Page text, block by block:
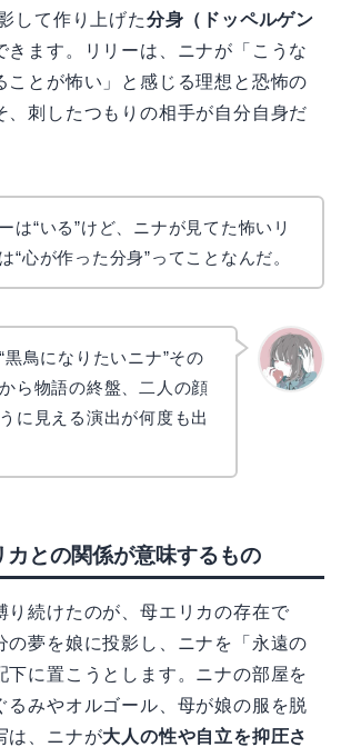
して作り上げた分身（ドッペルゲン
きます。リリーは、ニナが「こうな
ことが怖い」と感じる理想と恐怖の
、刺したつもりの相手が自分自身だ
は“いる”けど、ニナが見てた怖いリ
“心が作った分身”ってことなんだ。
黒鳥になりたいニナ”その
ら物語の終盤、二人の顔
に見える演出が何度も出
カとの関係が意味するもの
り続けたのが、母エリカの存在で
の夢を娘に投影し、ニナを「永遠の
下に置こうとします。ニナの部屋を
るみやオルゴール、母が娘の服を脱
は、ニナが大人の性や自立を抑圧さ